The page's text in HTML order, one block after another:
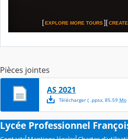
Pièces jointes
AS 2021
Télécharger( .ppsx, 85.59 Mo
Lycée Professionnel